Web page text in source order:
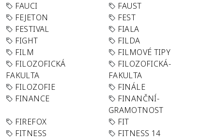
FAUCI
FAUST
FEJETON
FEST
FESTIVAL
FIALA
FIGHT
FILDA
FILM
FILMOVÉ TIPY
FILOZOFICKÁ
FAKULTA
FILOZOFICKÁ-
FAKULTA
FILOZOFIE
FINÁLE
FINANCE
FINANČNÍ-
GRAMOTNOST
FIREFOX
FIT
FITNESS
FITNESS 14